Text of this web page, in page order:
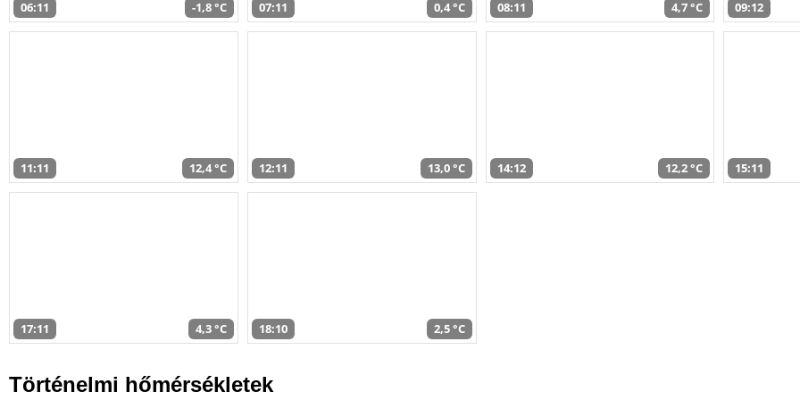
06:11 -1,8 °C 07:11 0,4 °C 08:11 4,7 °C 09:12
11:11 12,4 °C 12:11 13,0 °C 14:12 12,2 °C 15:11
17:11 4,3 °C 18:10 2,5 °C
Történelmi hőmérsékletek